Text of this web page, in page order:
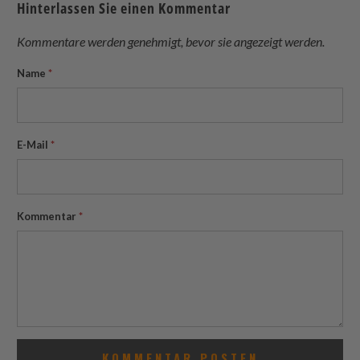
TwitterFacebookPinterest
Hinterlassen Sie einen Kommentar
Kommentare werden genehmigt, bevor sie angezeigt werden.
Name *
E-Mail *
Kommentar *